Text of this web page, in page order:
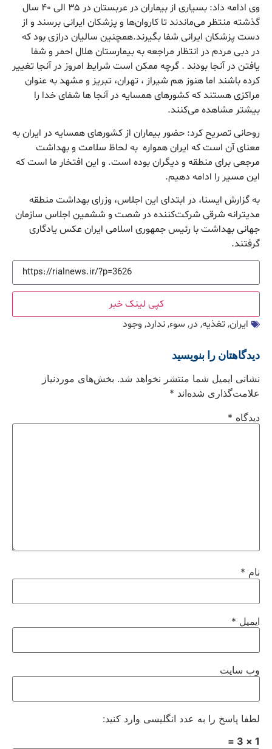
وی ادامه داد: بسیاری از بیماران در عربستان در ۳۵ الی ۴۰ سال
گذشته منتظر می‌ماندند تا کاروان‌ها و پزشکان ایرانی برسند و از
دست پزشکان ایرانی شفا بگیرند.همچنین سالیان درازی بود که
در دبی مردم در انتظار مراجعه به بیمارستان هلال احمر و شفا
یافتن در آنجا بودند . گرچه ممکن است شرایط امروز در آنجا تغییر
کرده باشند اما هنوز هم شیراز ، تهران، تبریز و مشهد به عنوان
مراکزی هستند که کشورهای همسایه در آنجا ها شفای خدا را
بیشتر مشاهده می‌کنند.
روحانی تصریح کرد: حضور بیماران از کشورهای همسایه در ایران به
معنای آن است که ایران همواره به لحاظ سلامت و بهداشت
مرجعی برای منطقه و دیگران بوده است. و این افتخار ما است که
این مسیر را ادامه دهیم.
به گزارش ایسنا، در ابتدای این اجلاس، وزرای بهداشت منطقه
مدیترانه شرقی شرکت‌کننده در شصت و ششمین اجلاس سازمان
جهانی بهداشت با رئیس جمهوری اسلامی ایران عکس یادگاری
گرفتند.
کپی لینک خبر
ایران, تغذیه, در, سوء‌,ندارد, وجود
دیدگاهتان را بنویسید
نشانی ایمیل شما منتشر نخواهد شد. بخش‌های موردنیاز
علامت‌گذاری شده‌اند *
دیدگاه *
نام *
ایمیل *
وب‌ سایت
لطفا پاسخ را به عدد انگلیسی وارد کنید:
1 × 3 =